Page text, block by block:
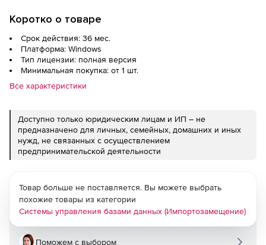
Коротко о товаре
Срок действия: 36 мес.
Платформа: Windows
Тип лицензии: полная версия
Минимальная покупка: от 1 шт.
Все характеристики
Доступно только юридическим лицам и ИП – не
предназначено для личных, семейных, домашних и иных
нужд, не связанных с осуществлением
предпринимательской деятельности
Товар больше не поставляется. Вы можете выбрать
похожие товары из категории
Системы управления базами данных (Импортозамещение)
Поможем с выбором